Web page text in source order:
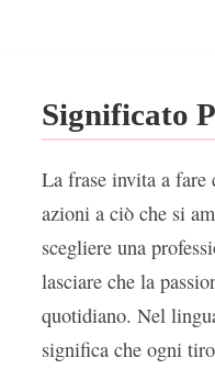
Significato
La frase invita a fare
azioni a ciò che si
scegliere una
lasciare che la
quotidiano. Nel
significa che ogni